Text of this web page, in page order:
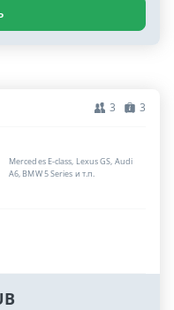
3 3
Mercedes E-class, Lexus GS, Audi
A6, BMW 5 Series и т.п.